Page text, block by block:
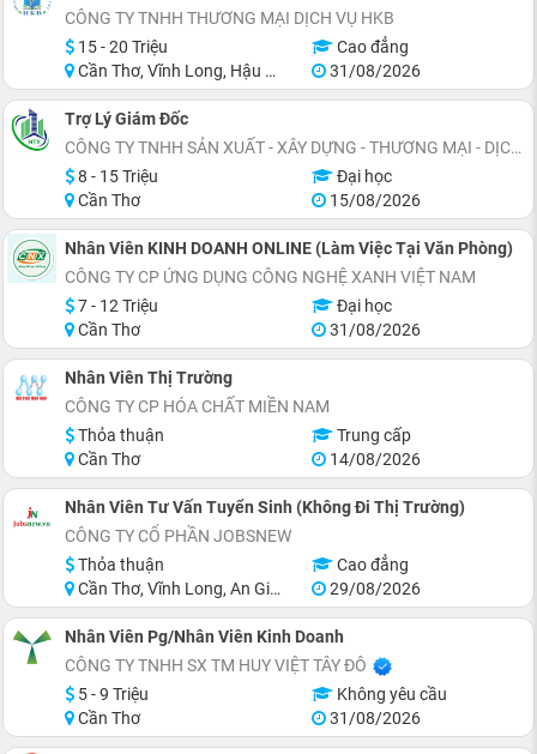
CÔNG TY TNHH THƯƠNG MẠI DỊCH VỤ HKB
15 - 20 Triệu
Cao đẳng
Cần Thơ, Vĩnh Long, Hậu Giang, Sóc Trăng, Bạc Liêu, Cà Mau
31/08/2026
Trợ Lý Giám Đốc
CÔNG TY TNHH SẢN XUẤT - XÂY DỰNG - THƯƠNG MẠI - DỊCH VỤ NỘI THẤT XANH
8 - 15 Triệu
Đại học
Cần Thơ
15/08/2026
Nhân Viên KINH DOANH ONLINE (Làm Việc Tại Văn Phòng)
CÔNG TY CP ỨNG DỤNG CÔNG NGHỆ XANH VIỆT NAM
7 - 12 Triệu
Đại học
Cần Thơ
31/08/2026
Nhân Viên Thị Trường
CÔNG TY CP HÓA CHẤT MIỀN NAM
Thỏa thuận
Trung cấp
Cần Thơ
14/08/2026
Nhân Viên Tư Vấn Tuyển Sinh (Không Đi Thị Trường)
CÔNG TY CỔ PHẦN JOBSNEW
Thỏa thuận
Cao đẳng
Cần Thơ, Vĩnh Long, An Giang, Hậu Giang, Sóc Trăng
29/08/2026
Nhân Viên Pg/Nhân Viên Kinh Doanh
CÔNG TY TNHH SX TM HUY VIỆT TÂY ĐÔ
5 - 9 Triệu
Không yêu cầu
Cần Thơ
31/08/2026